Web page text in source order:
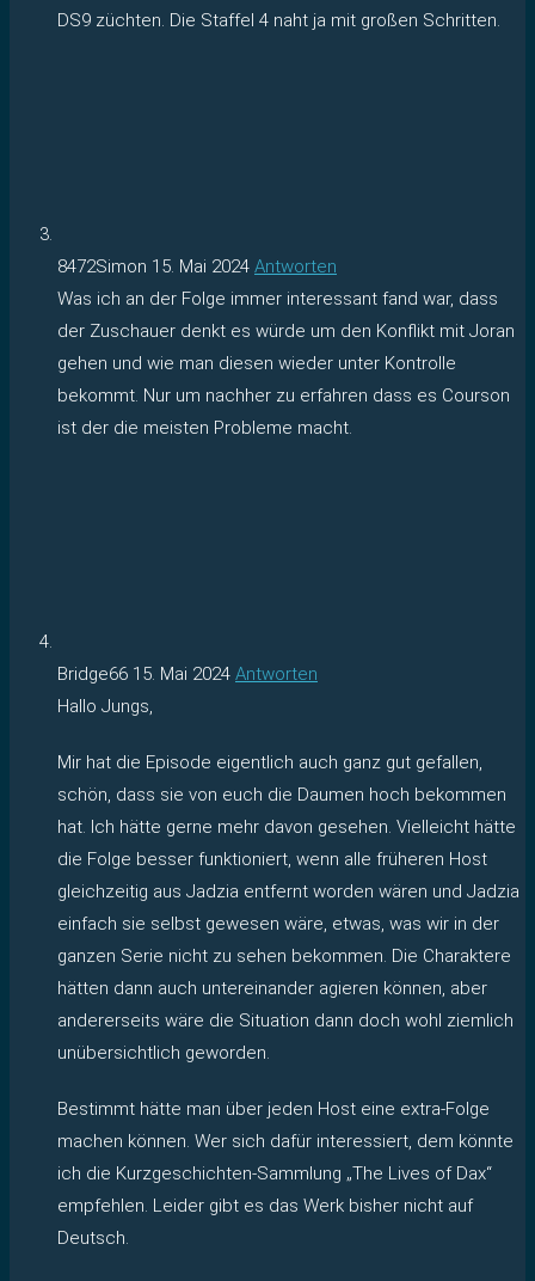
DS9 züchten. Die Staffel 4 naht ja mit großen Schritten.
8472Simon 15. Mai 2024 Antworten
Was ich an der Folge immer interessant fand war, dass
der Zuschauer denkt es würde um den Konflikt mit Joran
gehen und wie man diesen wieder unter Kontrolle
bekommt. Nur um nachher zu erfahren dass es Courson
ist der die meisten Probleme macht.
Bridge66 15. Mai 2024 Antworten
Hallo Jungs,
Mir hat die Episode eigentlich auch ganz gut gefallen,
schön, dass sie von euch die Daumen hoch bekommen
hat. Ich hätte gerne mehr davon gesehen. Vielleicht hätte
die Folge besser funktioniert, wenn alle früheren Host
gleichzeitig aus Jadzia entfernt worden wären und Jadzia
einfach sie selbst gewesen wäre, etwas, was wir in der
ganzen Serie nicht zu sehen bekommen. Die Charaktere
hätten dann auch untereinander agieren können, aber
andererseits wäre die Situation dann doch wohl ziemlich
unübersichtlich geworden.
Bestimmt hätte man über jeden Host eine extra-Folge
machen können. Wer sich dafür interessiert, dem könnte
ich die Kurzgeschichten-Sammlung „The Lives of Dax“
empfehlen. Leider gibt es das Werk bisher nicht auf
Deutsch.